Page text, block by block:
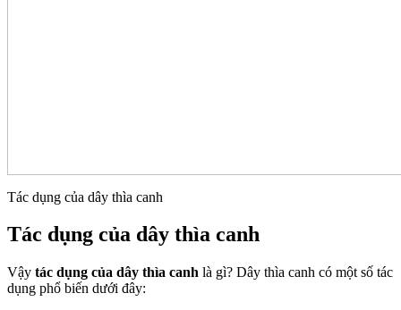
Tác dụng của dây thìa canh
Tác dụng của dây thìa canh
Vậy tác dụng của dây thìa canh là gì? Dây thìa canh có một số tác
dụng phổ biến dưới đây: